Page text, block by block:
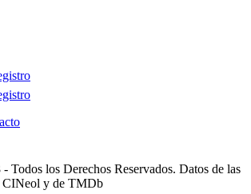
Todos los Derechos Reservados. Datos de las
CINeol y de TMDb